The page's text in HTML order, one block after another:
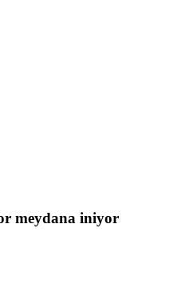
meydana iniyor